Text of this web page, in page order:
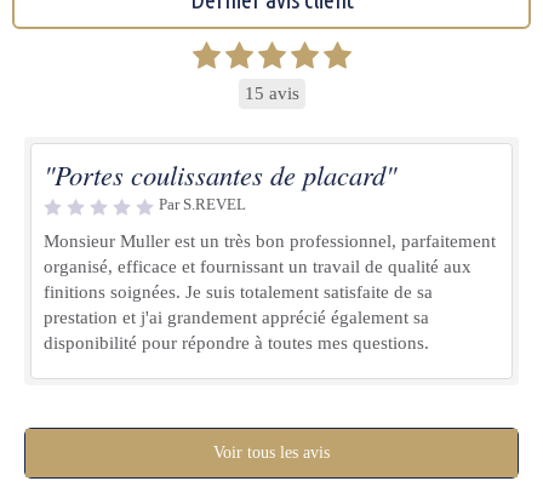
15 avis
"Portes coulissantes de placard"
Par S.REVEL
Monsieur Muller est un très bon professionnel, parfaitement
organisé, efficace et fournissant un travail de qualité aux
finitions soignées. Je suis totalement satisfaite de sa
prestation et j'ai grandement apprécié également sa
disponibilité pour répondre à toutes mes questions.
Voir tous les avis